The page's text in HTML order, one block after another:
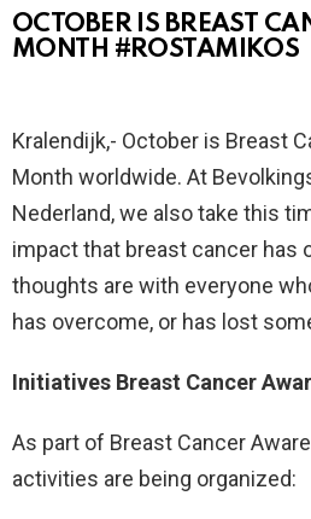
OCTOBER IS BREAST
MONTH #ROSTAMIKOS
Kralendijk,- October is Breast
Month worldwide. At
Nederland, we also take this
impact that breast cancer has
thoughts are with everyone
has overcome, or has lost
Initiatives Breast Cancer
As part of Breast Cancer
activities are being organized: